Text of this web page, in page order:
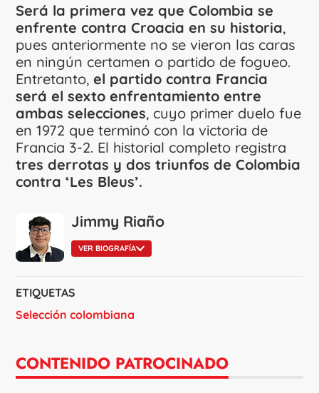
Será la primera vez que Colombia se
enfrente contra Croacia en su historia,
pues anteriormente no se vieron las caras
en ningún certamen o partido de fogueo.
Entretanto, el partido contra Francia
será el sexto enfrentamiento entre
ambas selecciones, cuyo primer duelo fue
en 1972 que terminó con la victoria de
Francia 3-2. El historial completo registra
tres derrotas y dos triunfos de Colombia
contra ‘Les Bleus’.
Jimmy Riaño
VER BIOGRAFÍA
ETIQUETAS
Selección colombiana
CONTENIDO PATROCINADO